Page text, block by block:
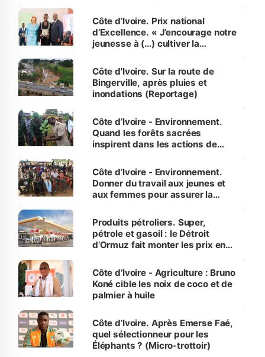
Côte d’Ivoire. Prix national
d’Excellence. « J’encourage notre
jeunesse à (…) cultiver la
(Alassane Ouattara
Côte d'Ivoire. Sur la route de
Bingerville, après pluies et
inondations (Reportage)
Côte d’Ivoire - Environnement.
Quand les forêts sacrées
inspirent dans les actions de
Côte d’Ivoire - Environnement.
Donner du travail aux jeunes et
aux femmes pour assurer la
menacées
Produits pétroliers. Super,
pétrole et gasoil : le Détroit
d’Ormuz fait monter les prix en
Côte d’Ivoire - Agriculture : Bruno
Koné cible les noix de coco et de
palmier à huile
Côte d’Ivoire. Après Emerse Faé,
quel sélectionneur pour les
Éléphants ? (Micro-trottoir)